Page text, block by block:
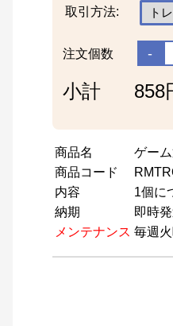
取引方法:
注文個数 -
小計 858
商品名
ゲー
商品コード
内容
1個に
納期
即時
メンテナンス 毎週